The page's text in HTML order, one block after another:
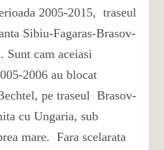
2005-2015, traseul
Sibiu-Fagaras-Brasov-
Sunt cam aceiasi
2006 au blocat
pe traseul Brasov-
cu Ungaria, sub
mare. Fara scelarata